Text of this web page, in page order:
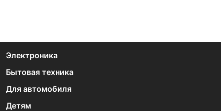
Электроника
Бытовая техника
Для автомобиля
Детям